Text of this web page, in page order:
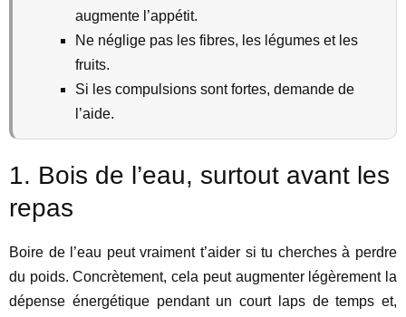
augmente l’appétit.
Ne néglige pas les fibres, les légumes et les
fruits.
Si les compulsions sont fortes, demande de
l’aide.
1. Bois de l’eau, surtout avant les
repas
Boire de l’eau peut vraiment t’aider si tu cherches à perdre
du poids. Concrètement, cela peut augmenter légèrement la
dépense énergétique pendant un court laps de temps et,